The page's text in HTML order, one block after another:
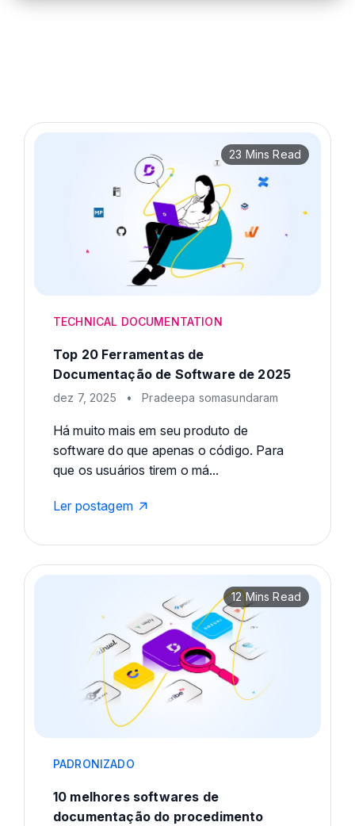
23 Mins Read
TECHNICAL DOCUMENTATION
Top 20 Ferramentas de
Documentação de Software de 2025
dez 7, 2025 • Pradeepa somasundaram
Há muito mais em seu produto de
software do que apenas o código. Para
que os usuários tirem o má...
Ler postagem
12 Mins Read
PADRONIZADO
10 melhores softwares de
documentação do procedimento